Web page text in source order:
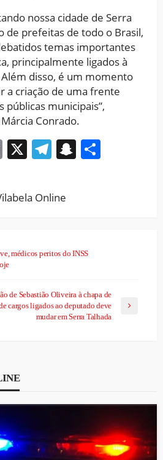
nossa cidade de Serra
de prefeitas de todo o Brasil,
temas importantes
principalmente ligados à
disso, é um momento
a criação de uma frente
públicas municipais”,
Conrado.
Email
X Telegram
Snapchat
médicos peritos do INSS
de Sebastião Oliveira à chapa de
cargos ligados ao deputado deve
mudar em Serra Talhada